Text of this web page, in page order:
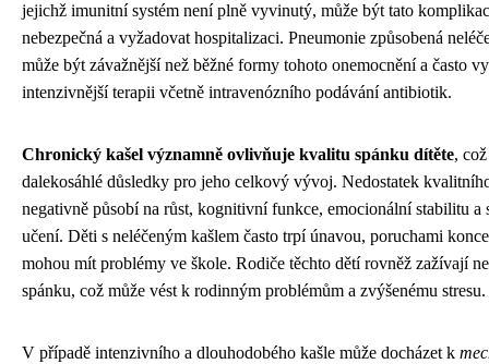
jejichž imunitní systém není plně vyvinutý, může být tato
nebezpečná a vyžadovat hospitalizaci. Pneumonie způsobená
může být závažnější než běžné formy tohoto onemocnění a často
intenzivnější terapii včetně intravenózního podávání antibiotik.
Chronický kašel významně ovlivňuje kvalitu spánku dítěte,
dalekosáhlé důsledky pro jeho celkový vývoj. Nedostatek
negativně působí na růst, kognitivní funkce, emocionální stabilitu a
učení. Děti s neléčeným kašlem často trpí únavou, poruchami
mohou mít problémy ve škole. Rodiče těchto dětí rovněž zažívají
spánku, což může vést k rodinným problémům a zvýšenému stresu.
V případě intenzivního a dlouhodobého kašle může docházet k